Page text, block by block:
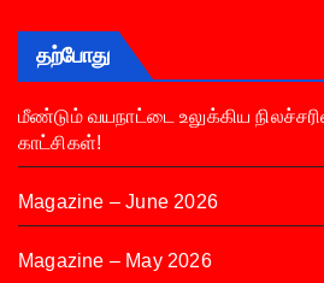
தற்போது
மீண்டும் வயநாட்டை உலுக்கிய
காட்சிகள்!
Magazine – June 2026
Magazine – May 2026